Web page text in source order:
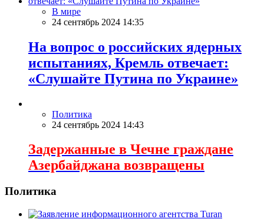
В мире
24 сентябрь 2024 14:35
На вопрос о российских ядерных
испытаниях, Кремль отвечает:
«Слушайте Путина по Украине»
Политика
24 сентябрь 2024 14:43
Задержанные в Чечне граждане
Азербайджана возвращены
Политика